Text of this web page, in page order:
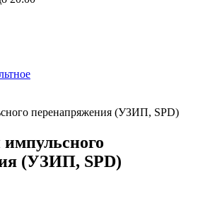
перенапряжения (УЗИП, SPD)
(УЗИП, SPD)